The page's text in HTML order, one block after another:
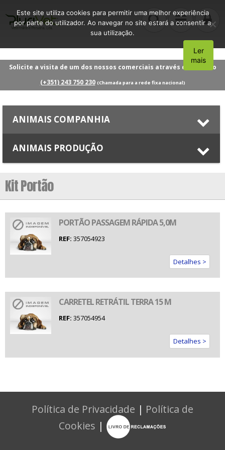
Solicite a visita de um dos nossos comerciais através do número
(+351) 243 750 230 (Chamada para a rede fixa nacional)
ANIMAIS COMPANHIA
ANIMAIS PRODUÇÃO
Kit Portão
PORTÃO PASSAGEM RÁPIDA 5,0M
REF: 357054923
Detalhes >
CARRETEL RETRÁTIL TERRA 15 M
REF: 357054954
Detalhes >
Política de Privacidade | Política de
Cookies |
Este site utiliza cookies para permitir uma melhor experiência
por parte do utilizador. Ao navegar no site estará a consentir a
sua utilização.
Aceito
Ler
mais